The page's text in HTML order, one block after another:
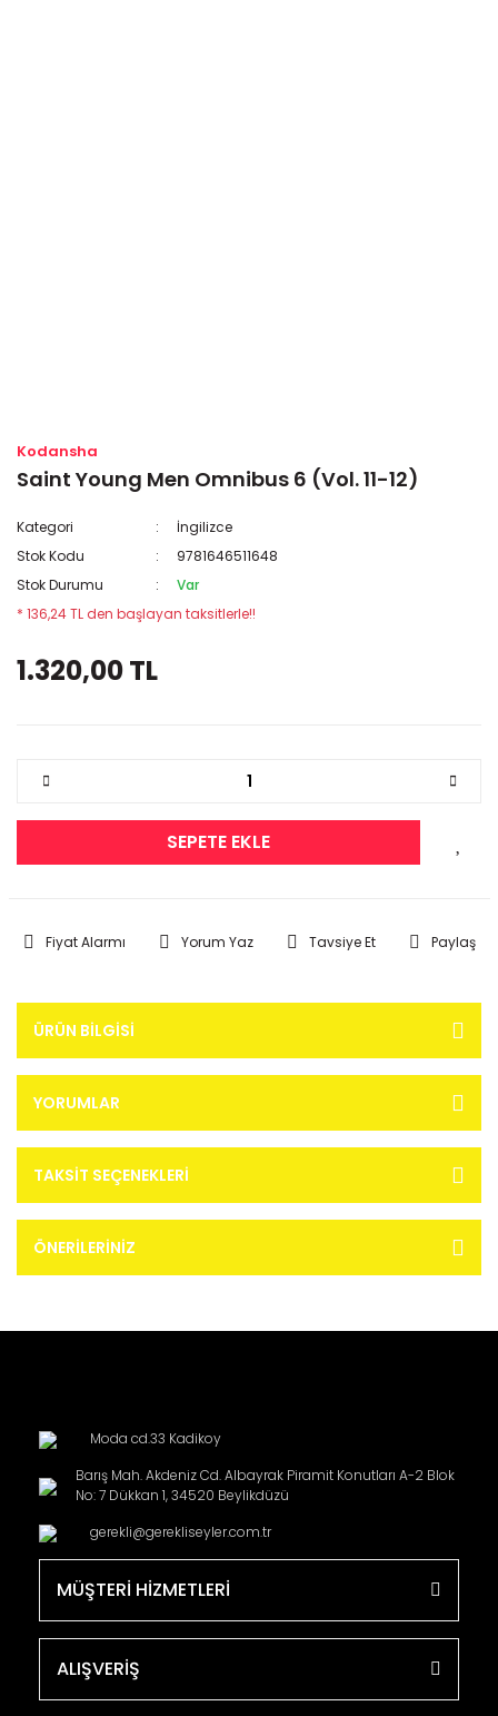
Kodansha
Saint Young Men Omnibus 6 (Vol. 11-12)
Kategori
İngilizce
Stok Kodu
9781646511648
Stok Durumu
Var
* 136,24 TL den başlayan taksitlerle!!
1.320,00 TL
SEPETE EKLE
Fiyat Alarmı Yorum Yaz Tavsiye Et Paylaş
ÜRÜN BILGISI
YORUMLAR
TAKSIT SEÇENEKLERI
ÖNERILERINIZ
Moda cd.33 Kadikoy
Barış Mah. Akdeniz Cd. Albayrak Piramit Konutları A-2 Blok
No: 7 Dükkan 1, 34520 Beylikdüzü
gerekli@gerekliseyler.com.tr
MÜŞTERİ HİZMETLERİ
ALIŞVERİŞ